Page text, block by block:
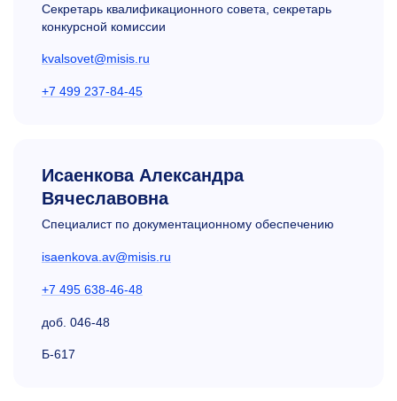
Секретарь квалификационного совета, секретарь
конкурсной комиссии
kvalsovet@misis.ru
+7 499 237-84-45
Исаенкова Александра
Вячеславовна
Специалист по документационному обеспечению
isaenkova.av@misis.ru
+7 495 638-46-48
доб. 046-48
Б-617